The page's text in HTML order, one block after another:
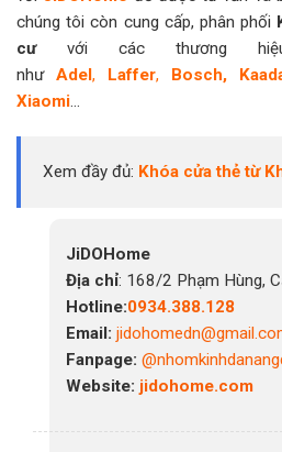
chúng tôi còn cung cấp, phân phối
cưvới các thương
như Adel, Laffer, Bosch,
Xiaomi…
Xem đầy đủ: Khóa cửa thẻ từ
JiDOHome
Địa chỉ: 168/2 Phạm Hùng,
Hotline:0934.388.128
Email:
Fanpage:
Website: jidohome.com